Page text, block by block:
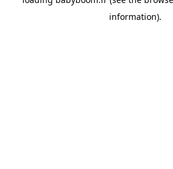
information).